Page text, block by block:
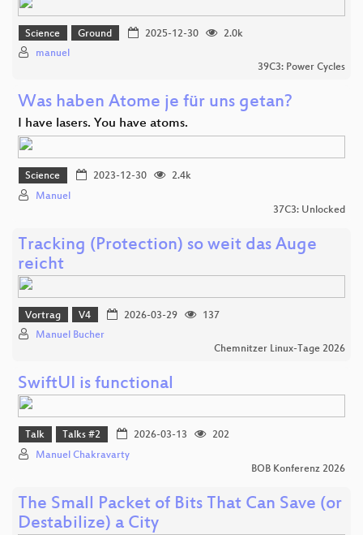
Science Ground 2025-12-30
2.0k
manuel
39C3: Power Cycles
Was haben Atome je für uns getan?
I have lasers. You have atoms.
Science 2023-12-30
2.4k
Manuel
37C3: Unlocked
Tracking (Protection) so weit das Auge
reicht
Vortrag V4 2026-03-29
137
Manuel Bucher
Chemnitzer Linux-Tage 2026
SwiftUI is functional
Talk Talks #2 2026-03-13
202
Manuel Chakravarty
BOB Konferenz 2026
The Small Packet of Bits That Can Save (or
Destabilize) a City